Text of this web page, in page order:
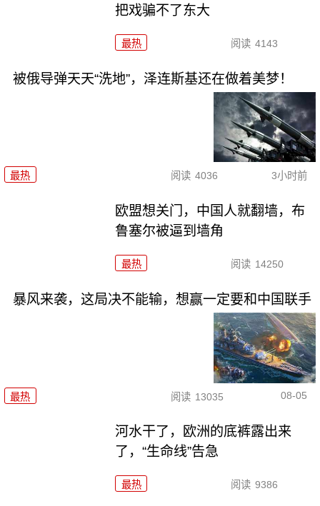
把戏骗不了东大
最热 阅读 4143
被俄导弹天天“洗地”，泽连斯基还在做着美梦！
最热 阅读 4036 3小时前
欧盟想关门，中国人就翻墙，布
鲁塞尔被逼到墙角
最热 阅读 14250
暴风来袭，这局决不能输，想赢一定要和中国联手
最热 阅读 13035 08-05
河水干了，欧洲的底裤露出来
了，“生命线”告急
最热 阅读 9386